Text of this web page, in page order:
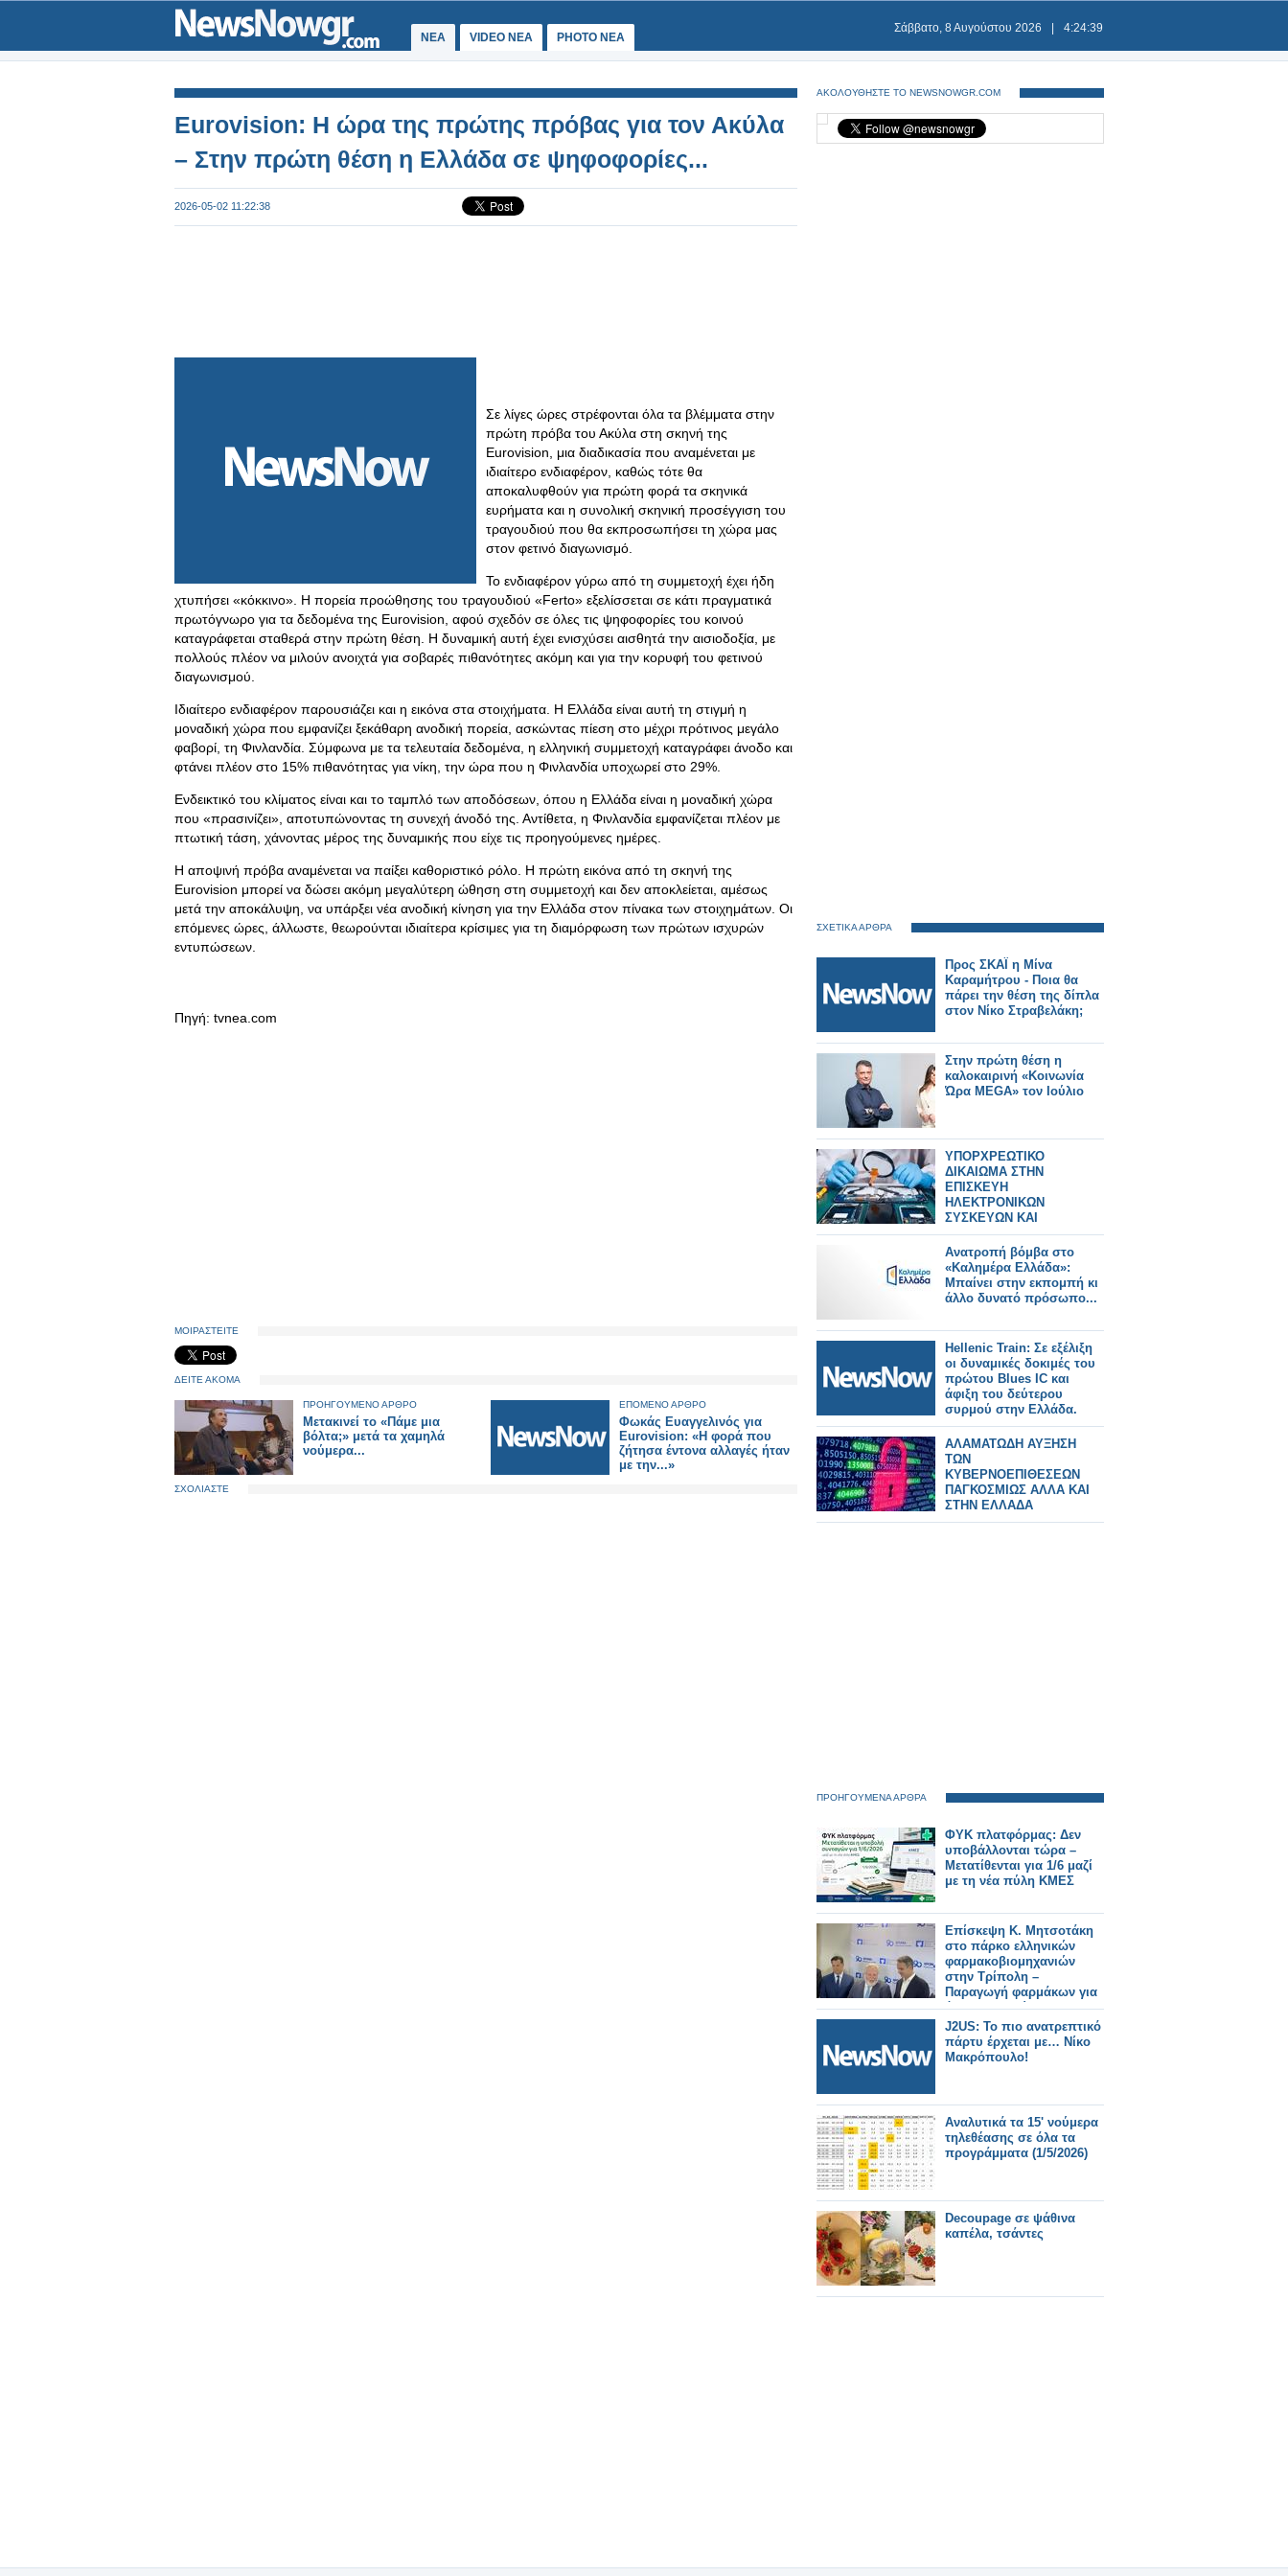
ΝΕΑ VIDEO NEA PHOTO NEA
Σάββατο, 8 Αυγούστου 2026 4:24:39
Eurovision: Η ώρα της πρώτης πρόβας για τον Ακύλα
– Στην πρώτη θέση η Ελλάδα σε ψηφοφορίες...
2026-05-02 11:22:38
Σε λίγες ώρες στρέφονται όλα τα βλέμματα στην
πρώτη πρόβα του Ακύλα στη σκηνή της
Eurovision, μια διαδικασία που αναμένεται με
ιδιαίτερο ενδιαφέρον, καθώς τότε θα
αποκαλυφθούν για πρώτη φορά τα σκηνικά
ευρήματα και η συνολική σκηνική προσέγγιση του
τραγουδιού που θα εκπροσωπήσει τη χώρα μας
στον φετινό διαγωνισμό.
Το ενδιαφέρον γύρω από τη συμμετοχή έχει ήδη
χτυπήσει «κόκκινο». Η πορεία προώθησης του τραγουδιού «Ferto» εξελίσσεται σε κάτι πραγματικά
πρωτόγνωρο για τα δεδομένα της Eurovision, αφού σχεδόν σε όλες τις ψηφοφορίες του κοινού
καταγράφεται σταθερά στην πρώτη θέση. Η δυναμική αυτή έχει ενισχύσει αισθητά την αισιοδοξία, με
πολλούς πλέον να μιλούν ανοιχτά για σοβαρές πιθανότητες ακόμη και για την κορυφή του φετινού
διαγωνισμού.
Ιδιαίτερο ενδιαφέρον παρουσιάζει και η εικόνα στα στοιχήματα. Η Ελλάδα είναι αυτή τη στιγμή η
μοναδική χώρα που εμφανίζει ξεκάθαρη ανοδική πορεία, ασκώντας πίεση στο μέχρι πρότινος μεγάλο
φαβορί, τη Φινλανδία. Σύμφωνα με τα τελευταία δεδομένα, η ελληνική συμμετοχή καταγράφει άνοδο και
φτάνει πλέον στο 15% πιθανότητας για νίκη, την ώρα που η Φινλανδία υποχωρεί στο 29%.
Ενδεικτικό του κλίματος είναι και το ταμπλό των αποδόσεων, όπου η Ελλάδα είναι η μοναδική χώρα
που «πρασινίζει», αποτυπώνοντας τη συνεχή άνοδό της. Αντίθετα, η Φινλανδία εμφανίζεται πλέον με
πτωτική τάση, χάνοντας μέρος της δυναμικής που είχε τις προηγούμενες ημέρες.
Η αποψινή πρόβα αναμένεται να παίξει καθοριστικό ρόλο. Η πρώτη εικόνα από τη σκηνή της
Eurovision μπορεί να δώσει ακόμη μεγαλύτερη ώθηση στη συμμετοχή και δεν αποκλείεται, αμέσως
μετά την αποκάλυψη, να υπάρξει νέα ανοδική κίνηση για την Ελλάδα στον πίνακα των στοιχημάτων. Οι
επόμενες ώρες, άλλωστε, θεωρούνται ιδιαίτερα κρίσιμες για τη διαμόρφωση των πρώτων ισχυρών
εντυπώσεων.
Πηγή: tvnea.com
ΜΟΙΡΑΣΤΕΙΤΕ
ΔΕΙΤΕ ΑΚΟΜΑ
ΠΡΟΗΓΟΥΜΕΝΟ ΑΡΘΡΟ
Μετακινεί το «Πάμε μια
βόλτα;» μετά τα χαμηλά
νούμερα...
ΕΠΟΜΕΝΟ ΑΡΘΡΟ
Φωκάς Ευαγγελινός για
Eurovision: «Η φορά που
ζήτησα έντονα αλλαγές ήταν
με την...»
ΣΧΟΛΙΑΣΤΕ
ΑΚΟΛΟΥΘΗΣΤΕ ΤΟ NEWSNOWGR.COM
ΣΧΕΤΙΚΑ ΑΡΘΡΑ
Προς ΣΚΑΪ η Μίνα
Καραμήτρου - Ποια θα
πάρει την θέση της δίπλα
στον Νίκο Στραβελάκη;
Στην πρώτη θέση η
καλοκαιρινή «Κοινωνία
Ώρα MEGA» τον Ιούλιο
ΥΠΟΡΧΡΕΩΤΙΚΟ
ΔΙΚΑΙΩΜΑ ΣΤΗΝ
ΕΠΙΣΚΕΥΗ
ΗΛΕΚΤΡΟΝΙΚΩΝ
ΣΥΣΚΕΥΩΝ ΚΑΙ
SPARTPHONES ΣΤΗΝ
ΕΛΛΑΔΑ
Ανατροπή βόμβα στο
«Καλημέρα Ελλάδα»:
Μπαίνει στην εκπομπή κι
άλλο δυνατό πρόσωπο...
Hellenic Train: Σε εξέλιξη
οι δυναμικές δοκιμές του
πρώτου Blues IC και
άφιξη του δεύτερου
συρμού στην Ελλάδα.
ΑΛΑΜΑΤΩΔΗ ΑΥΞΗΣΗ
ΤΩΝ
ΚΥΒΕΡΝΟΕΠΙΘΕΣΕΩΝ
ΠΑΓΚΟΣΜΙΩΣ ΑΛΛΑ ΚΑΙ
ΣΤΗΝ ΕΛΛΑΔΑ
ΠΡΟΗΓΟΥΜΕΝΑ ΑΡΘΡΑ
ΦΥΚ πλατφόρμας: Δεν
υποβάλλονται τώρα –
Μετατίθενται για 1/6 μαζί
με τη νέα πύλη ΚΜΕΣ
Επίσκεψη Κ. Μητσοτάκη
στο πάρκο ελληνικών
φαρμακοβιομηχανιών
στην Τρίπολη –
Παραγωγή φαρμάκων για
όλη την Ευρώπη
J2US: Το πιο ανατρεπτικό
πάρτυ έρχεται με… Νίκο
Μακρόπουλο!
Αναλυτικά τα 15' νούμερα
τηλεθέασης σε όλα τα
προγράμματα (1/5/2026)
Decoupage σε ψάθινα
καπέλα, τσάντες